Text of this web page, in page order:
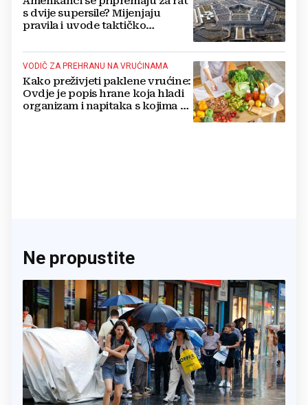
s dvije supersile? Mijenjaju
pravila i uvode taktičko
VODIČ ZA PREHRANU NA VRUĆINAMA
Kako preživjeti paklene vrućine:
Ovdje je popis hrane koja hladi
organizam i napitaka s kojima si
Ne propustite